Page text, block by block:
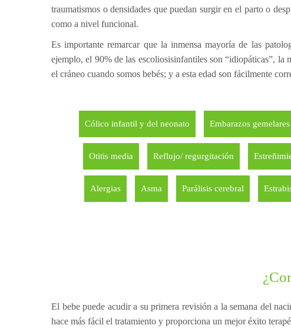
traumatismos o densidades que puedan surgir en el parto o
como a nivel funcional.
Es importante remarcar que la inmensa mayoría de las
ejemplo, el 90% de las escoliosisinfantiles son “idiopáticas”, la
el cráneo cuando somos bebés; y a esta edad son fácilmente
Cólico infantil y del neonato Embarazos gemelares
Otitis media Reflujo/ regurgitación
Alergias Asma Parálisis cerebral
El bebe puede acudir a su primera revisión a la semana del
hace más fácil el tratamiento y proporciona un mejor éxito